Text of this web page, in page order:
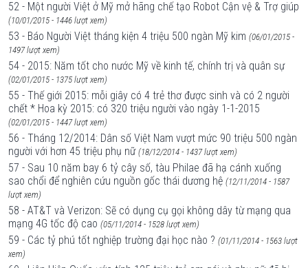
52 - Một người Việt ở Mỹ mở hãng chế tạo Robot Cận vệ & Trợ giúp
(10/01/2015 - 1446 lượt xem)
53 - Báo Người Việt tháng kiện 4 triệu 500 ngàn Mỹ kim (06/01/2015 -
1497 lượt xem)
54 - 2015: Năm tốt cho nước Mỹ về kinh tế, chính trị và quân sự
(02/01/2015 - 1375 lượt xem)
55 - Thế giới 2015: mỗi giây có 4 trẻ thơ được sinh và có 2 người
chết * Hoa kỳ 2015: có 320 triệu người vào ngày 1-1-2015
(02/01/2015 - 1447 lượt xem)
56 - Tháng 12/2014: Dân số Việt Nam vượt mức 90 triệu 500 ngàn
người với hơn 45 triệu phụ nữ (18/12/2014 - 1437 lượt xem)
57 - Sau 10 năm bay 6 tỷ cây số, tàu Philae đã hạ cánh xuống
sao chổi để nghiên cứu nguồn gốc thái dương hệ (12/11/2014 - 1587
lượt xem)
58 - AT&T và Verizon: Sẽ có dụng cụ gọi không dây từ mạng qua
mạng 4G tốc độ cao (05/11/2014 - 1528 lượt xem)
59 - Các tỷ phú tốt nghiệp trường đại học nào ? (01/11/2014 - 1563 lượt
xem)